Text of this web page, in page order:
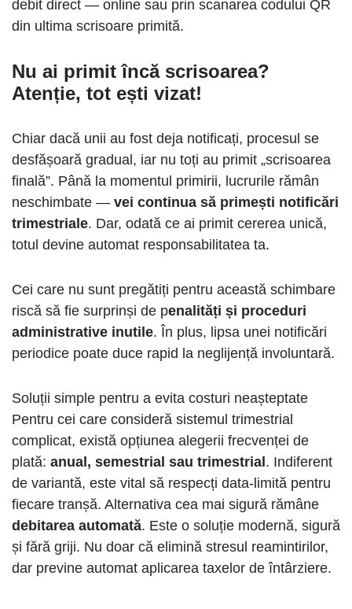
debit direct — online sau prin scanarea codului QR
din ultima scrisoare primită.
Nu ai primit încă scrisoarea?
Atenție, tot ești vizat!
Chiar dacă unii au fost deja notificați, procesul se
desfășoară gradual, iar nu toți au primit „scrisoarea
finală”. Până la momentul primirii, lucrurile rămân
neschimbate — vei continua să primești notificări
trimestriale. Dar, odată ce ai primit cererea unică,
totul devine automat responsabilitatea ta.
Cei care nu sunt pregătiți pentru această schimbare
riscă să fie surprinși de penalități și proceduri
administrative inutile. În plus, lipsa unei notificări
periodice poate duce rapid la neglijență involuntară.
Soluții simple pentru a evita costuri neașteptate
Pentru cei care consideră sistemul trimestrial
complicat, există opțiunea alegerii frecvenței de
plată: anual, semestrial sau trimestrial. Indiferent
de variantă, este vital să respecți data-limită pentru
fiecare tranșă. Alternativa cea mai sigură rămâne
debitarea automată. Este o soluție modernă, sigură
și fără griji. Nu doar că elimină stresul reamintirilor,
dar previne automat aplicarea taxelor de întârziere.